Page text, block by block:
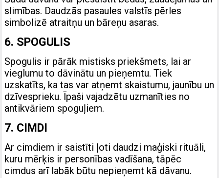
slimības. Daudzās pasaules valstīs pērles
simbolizē atraitņu un bāreņu asaras.
6. SPOGULIS
Spogulis ir pārāk mistisks priekšmets, lai ar
vieglumu to dāvinātu un pieņemtu. Tiek
uzskatīts, ka tas var atņemt skaistumu, jaunību un
dzīvesprieku. Īpaši vajadzētu uzmanīties no
antikvāriem spoguļiem.
7. CIMDI
Ar cimdiem ir saistīti ļoti daudzi maģiski rituāli,
kuru mērķis ir personības vadīšana, tāpēc
cimdus arī labāk būtu nepieņemt kā dāvanu.